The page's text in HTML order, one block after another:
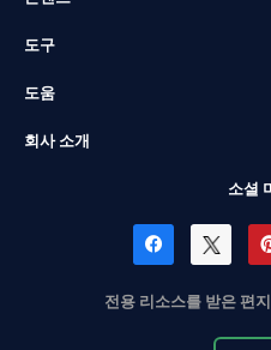
도구
도움
회사 소개
소셜
전용 리소스를 받은 편